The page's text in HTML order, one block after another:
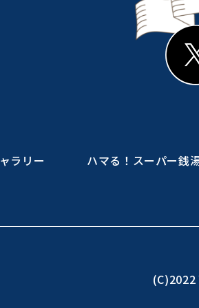
ラリー ハマる！スーパー銭